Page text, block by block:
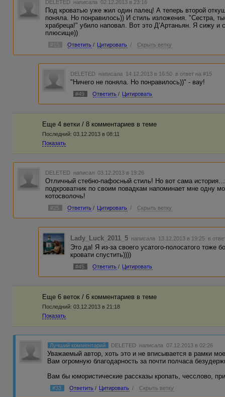
DELETED написала 02.12.2013 в 23:16
Под кроватью уже жил один палец! А теперь второй
поняла. Но понравилось)) И стиль изложения. "Сестра,
храбреца!" убило наповал. Вот это Д’Артаньян. Я сижу и
плюсище))
#15 Ответить / Цитировать / Скрыть ветку
DELETED написала 14.12.2013 в 16:50 в ответ на #15
"Ничего не поняла. Но понравилось))" - вау!
#49 Ответить / Цитировать
Еще 4 ветки / 8 комментариев в темe
Последний: 03.12.2013 в 08:11
Показать
DELETED написал 03.12.2013 в 19:26
Отличный стебно-пафосный стиль! Но вот сама
подкроватник по своим повадкам напоминает мне одну
котосволочь!
#25 Ответить / Цитировать / Скрыть ветку
Lady_Luck_2011_5 написала 13.12.2013 в 19:25 в
Это да! Я из-за своего усатого-полосатого тоже
кровати спустить))))
#45 Ответить / Цитировать
Еще 6 веток / 6 комментариев в темe
Последний: 03.12.2013 в 21:18
Показать
Лучший комментарий DELETED написала 07.12.2013 в 02:26
Уважаемый автор, хоть это и не вписывается в рамки
Вам огромную благодарность за почти полчаса
Вам бы юмористические рассказы кропать, чесслово,
#33 Ответить / Цитировать / Скрыть ветку